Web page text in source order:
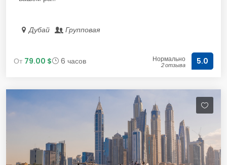
Дубай Групповая
От 79.00 $ 6 часов Нормально
2 отзыва 5.0